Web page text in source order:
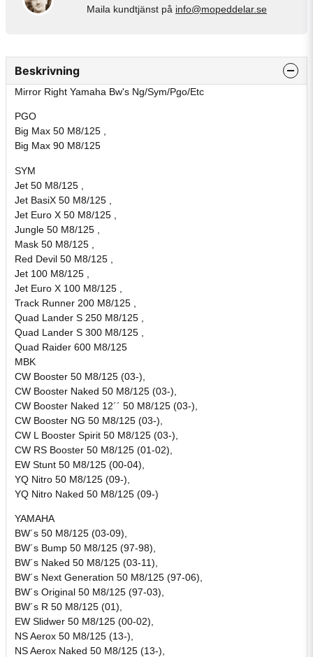
Maila kundtjänst på info@mopeddelar.se
Beskrivning
Mirror Right Yamaha Bw's Ng/Sym/Pgo/Etc
PGO
Big Max 50 M8/125 ,
Big Max 90 M8/125
SYM
Jet 50 M8/125 ,
Jet BasiX 50 M8/125 ,
Jet Euro X 50 M8/125 ,
Jungle 50 M8/125 ,
Mask 50 M8/125 ,
Red Devil 50 M8/125 ,
Jet 100 M8/125 ,
Jet Euro X 100 M8/125 ,
Track Runner 200 M8/125 ,
Quad Lander S 250 M8/125 ,
Quad Lander S 300 M8/125 ,
Quad Raider 600 M8/125
MBK
CW Booster 50 M8/125 (03-),
CW Booster Naked 50 M8/125 (03-),
CW Booster Naked 12´´ 50 M8/125 (03-),
CW Booster NG 50 M8/125 (03-),
CW L Booster Spirit 50 M8/125 (03-),
CW RS Booster 50 M8/125 (01-02),
EW Stunt 50 M8/125 (00-04),
YQ Nitro 50 M8/125 (09-),
YQ Nitro Naked 50 M8/125 (09-)
YAMAHA
BW´s 50 M8/125 (03-09),
BW´s Bump 50 M8/125 (97-98),
BW´s Naked 50 M8/125 (03-11),
BW´s Next Generation 50 M8/125 (97-06),
BW´s Original 50 M8/125 (97-03),
BW´s R 50 M8/125 (01),
EW Slidwer 50 M8/125 (00-02),
NS Aerox 50 M8/125 (13-),
NS Aerox Naked 50 M8/125 (13-),